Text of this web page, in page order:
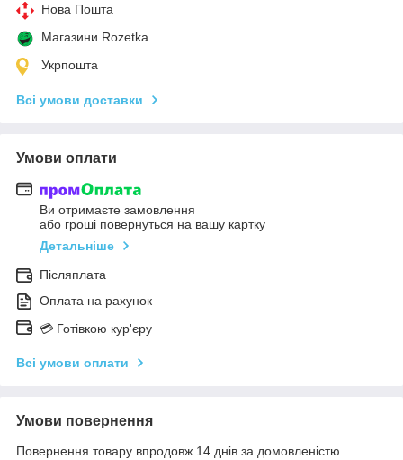
Нова Пошта
Магазини Rozetka
Укрпошта
Всі умови доставки
Умови оплати
Ви отримаєте замовлення
або гроші повернуться на вашу картку
Детальніше
Післяплата
Оплата на рахунок
💳 Готівкою кур'єру
Всі умови оплати
Умови повернення
Повернення товару впродовж 14 днів за домовленістю